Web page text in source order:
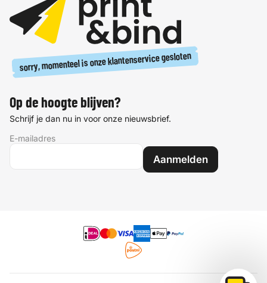
sorry, momenteel is onze klantenservice gesloten
Op de hoogte blijven?
Schrijf je dan nu in voor onze nieuwsbrief.
E-mailadres
Aanmelden